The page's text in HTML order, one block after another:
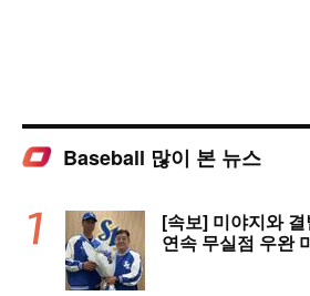
Baseball 많이 본 뉴스
[속보] 미야지와
연속 무실점 우완